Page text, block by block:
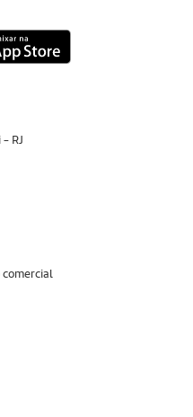
RJ
comercial